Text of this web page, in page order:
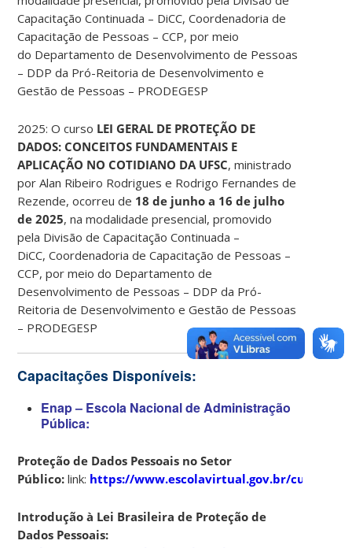
Capacitação Continuada – DiCC, Coordenadoria de
Capacitação de Pessoas – CCP, por meio
do Departamento de Desenvolvimento de Pessoas
– DDP da Pró-Reitoria de Desenvolvimento e
Gestão de Pessoas – PRODEGESP
2025: O curso LEI GERAL DE PROTEÇÃO DE
DADOS: CONCEITOS FUNDAMENTAIS E
APLICAÇÃO NO COTIDIANO DA UFSC, ministrado
por Alan Ribeiro Rodrigues e Rodrigo Fernandes de
Rezende, ocorreu de 18 de junho a 16 de julho
de 2025, na modalidade presencial, promovido
pela Divisão de Capacitação Continuada –
DiCC, Coordenadoria de Capacitação de Pessoas –
CCP, por meio do Departamento de
Desenvolvimento de Pessoas – DDP da Pró-
Reitoria de Desenvolvimento e Gestão de Pessoas
– PRODEGESP
Capacitações Disponíveis:
Enap – Escola Nacional de Administração
Pública:
Proteção de Dados Pessoais no Setor
Público:link: https://www.escolavirtual.gov.br/curso/290
Introdução à Lei Brasileira de Proteção de
Dados Pessoais: